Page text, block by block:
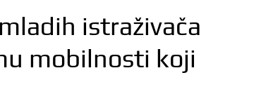
istraživača
mobilnosti koji